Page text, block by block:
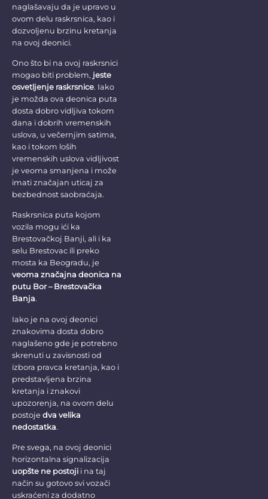
naglašavaju da je upravo u
ovom delu raskrsnica, kao i
dozvoljenu brzinu kretanja
na ovoj deonici.
Ono što bi na ovoj raskrsnici
mogao biti problem, jeste
osvetljenje raskrsnice. Iako
je možda ova deonica puta
dosta dobro vidljiva tokom
dana i dobrih vremenskih
uslova, u večernjim satima,
kao i tokom loših
vremenskih uslova vidljivost
je veoma smanjena i može
imati značajan uticaj za
bezbednost saobraćaja.
Raskrsnica puta kojom
vozila mogu ići ka
Brestovačkoj Banji, ali i ka
selu Brestovac ili preko
mosta ka Beogradu, je
veoma značajna deonica na
putu Bor – Brestovačka
Banja.
Iako je na ovoj deonici
znakovima dosta dobro
naglašeno gde je potrebno
skrenuti u zavisnosti od
izbora pravca kretanja, kao i
predstavljena brzina
kretanja i znakovi
upozorenja, na ovom delu
postoje dva velika
nedostatka.
Pre svega, na ovoj deonici
horizontalna signalizacija
uopšte ne postoji i na taj
način su gotovo svi vozači
uskraćeni za dodatno